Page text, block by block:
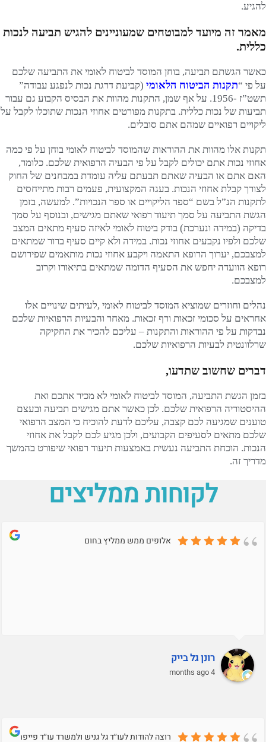
להגיע.
מאמר זה מיועד למבוטחים שמעוניינים להגיש תביעה לנכות
כללית.
כאשר הגשתם תביעה, בוחן המוסד לביטוח לאומי את התביעה שלכם
על פי “תקנות הביטוח הלאומי (קביעת דרגת נכות לנפגע עבודה”
תשט”ז -1956. על אף שמן, התקנות מהוות את הבסיס הקבוע גם עבור
תביעות של נכות כללית. בתקנות מפורטים אחוזי הנכות שתוכלו לקבל על
ליקויים רפואיים שמהם אתם סובלים.
תקנות אלו מהוות את ההוראות שהמוסד לביטוח לאומי בוחן על פי כמה
אחוזי נכות אתם יכולים לקבל על פי הבעיה הרפואית שלכם. כלומר,
האם אתם או הבעיה שאתם תבעתם עליה עומדת במבחנים של החוק
לצורך קבלת אחוזי הנכות. בעגה המקצועית, פעמים רבות מתייחסים
לתקנות הנ”ל בשם “ספר הליקויים או ספר הנכויות”. למעשה, בזמן
הגשת התביעה על סמך תיעוד רפואי שאתם מגישים, ובנוסף על סמך
בדיקה (במידה ונערכת) בודק ביטוח לאומי לאיזה סעיף מתאים המצב
שלכם ולפיו נקבעים אחוזי נכות. במידה ולא קיים סעיף ברור שמתאים
למצבכם, יערוך הרופא התאמה ויקבע אחוזי נכות מותאמים שפירושם
רופא הוועדה יחפש את הסעיף הדומה שמתאים בתיאורו וקרוב
למצבכם.
נהלים וחוזרים שמוציא המוסד לביטוח לאומי ,לעיתים שינויים אלו
אחראים על סכומי זכאות ורף זכאות. מאחר והבעיות הרפואיות שלכם
נבדקות על פי ההוראות והתקנות – עליכם להכיר את החקיקה
שרלוונטית לבעיות הרפואיות שלכם.
דברים שחשוב שתדעו,
בזמן הגשת התביעה, המוסד לביטוח לאומי לא מכיר אתכם ואת
ההיסטוריה הרפואית שלכם. לכן כאשר אתם מגישים תביעה ובעצם
טוענים שמגיעה לכם קצבה, עליכם לדעת להוכיח כי המצב הרפואי
שלכם מתאים לסעיפים הקבועים, ולכן מגיע לכם לקבל את אחוזי
הנכות. הוכחת התביעה נעשית באמצעות תיעוד רפואי שיפורט בהמשך
מדריך זה.
לקוחות ממליצים
אלופים ממש ממליץ בחום
רונן גל בייק
4 months ago
רוצה להודות לעו״ד גל גניש ולמשרד עו״ד פייפר